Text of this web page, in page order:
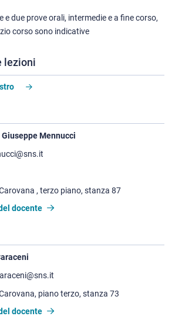
e due prove orali, intermedie e a fine corso,
corso sono indicative
lezioni
Mennucci
, terzo piano, stanza 87
docente
piano terzo, stanza 73
docente